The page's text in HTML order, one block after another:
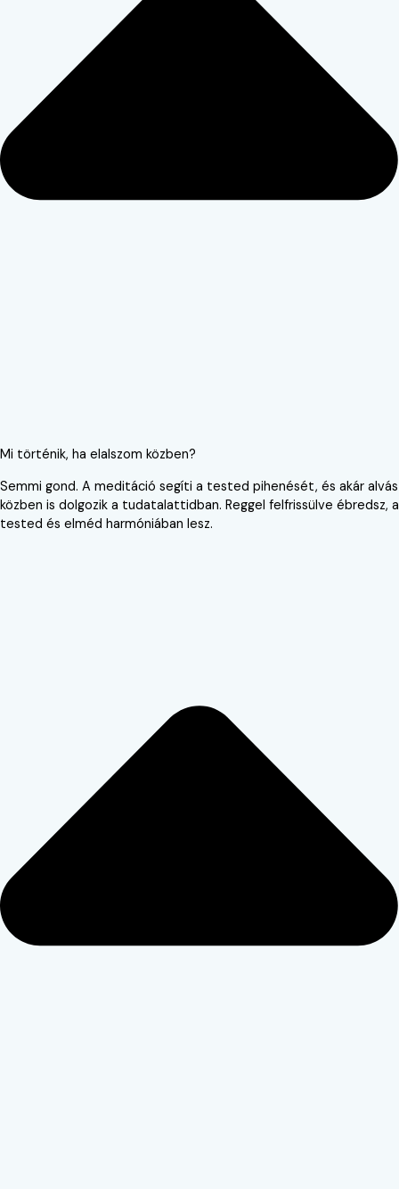
Mi történik, ha elalszom közben?
Semmi gond. A meditáció segíti a tested pihenését, és akár alvás
közben is dolgozik a tudatalattidban. Reggel felfrissülve ébredsz, a
tested és elméd harmóniában lesz.